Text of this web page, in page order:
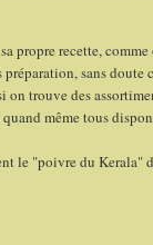
recette, comme
sans
on trouve des
même tous
le "poivre du Kerala"